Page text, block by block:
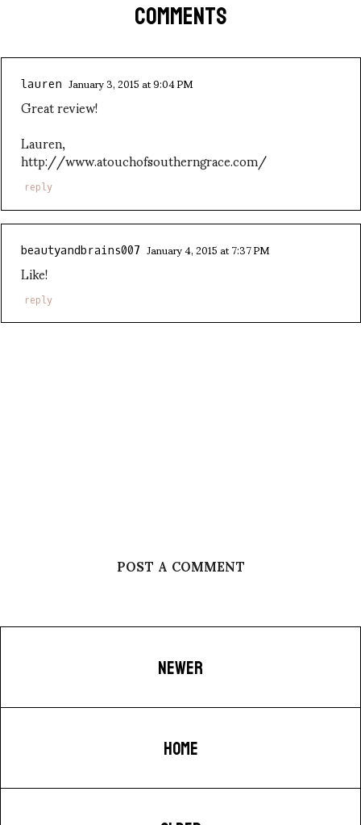
COMMENTS
lauren January 3, 2015 at 9:04 PM
Great review!
Lauren,
http://www.atouchofsoutherngrace.com/
reply
beautyandbrains007 January 4, 2015 at 7:37 PM
Like!
reply
POST A COMMENT
NEWER
HOME